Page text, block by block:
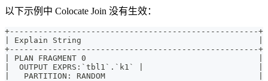
以下示例中 Colocate Join 没有生效：
+----------------------------------------------------+
| Explain String                                     |
+----------------------------------------------------+
| PLAN FRAGMENT 0                                    |
|  OUTPUT EXPRS:`tbl1`.`k1` |                        |
|   PARTITION: RANDOM                                |